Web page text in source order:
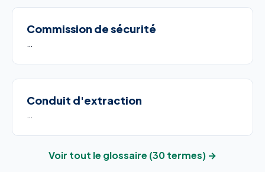
Commission de sécurité
Conduit d'extraction
Voir tout le glossaire (30 termes) →